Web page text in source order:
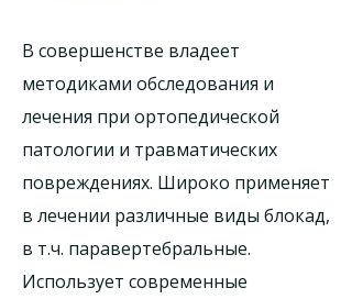
В совершенстве владеет
методиками обследования и
лечения при ортопедической
патологии и травматических
повреждениях. Широко применяет
в лечении различные виды блокад,
в т.ч. паравертебральные.
Использует современные